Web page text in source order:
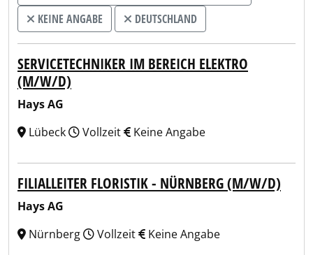
KEINE ANGABE
DEUTSCHLAND
SERVICETECHNIKER IM BEREICH ELEKTRO
(M/W/D)
Hays AG
Lübeck
Vollzeit Keine Angabe
FILIALLEITER FLORISTIK - NÜRNBERG (M/W/D)
Hays AG
Nürnberg
Vollzeit Keine Angabe